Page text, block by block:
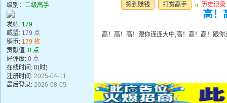
级别： 二级高手
发帖: 179
威望: 179 点
铜币: 179 枚
贡献值: 0 点
好评度: 0 点
在线时间: 0(时)
注册时间: 2025-04-11
最后登录: 2026-08-05
签到赚钱
打赏高手 u 历史记录
高！
高！高！高！跟你连连大中,高！高！高！跟你